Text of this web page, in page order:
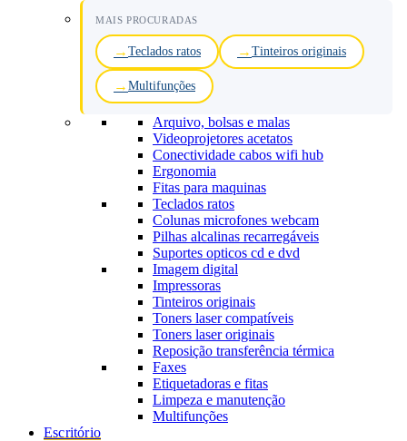
MAIS PROCURADAS
Teclados ratos Tinteiros originais
Multifunções
Arquivo, bolsas e malas
Videoprojetores acetatos
Conectividade cabos wifi hub
Ergonomia
Fitas para maquinas
Teclados ratos
Colunas microfones webcam
Pilhas alcalinas recarregáveis
Suportes opticos cd e dvd
Imagem digital
Impressoras
Tinteiros originais
Toners laser compatíveis
Toners laser originais
Reposição transferência térmica
Faxes
Etiquetadoras e fitas
Limpeza e manutenção
Multifunções
Escritório